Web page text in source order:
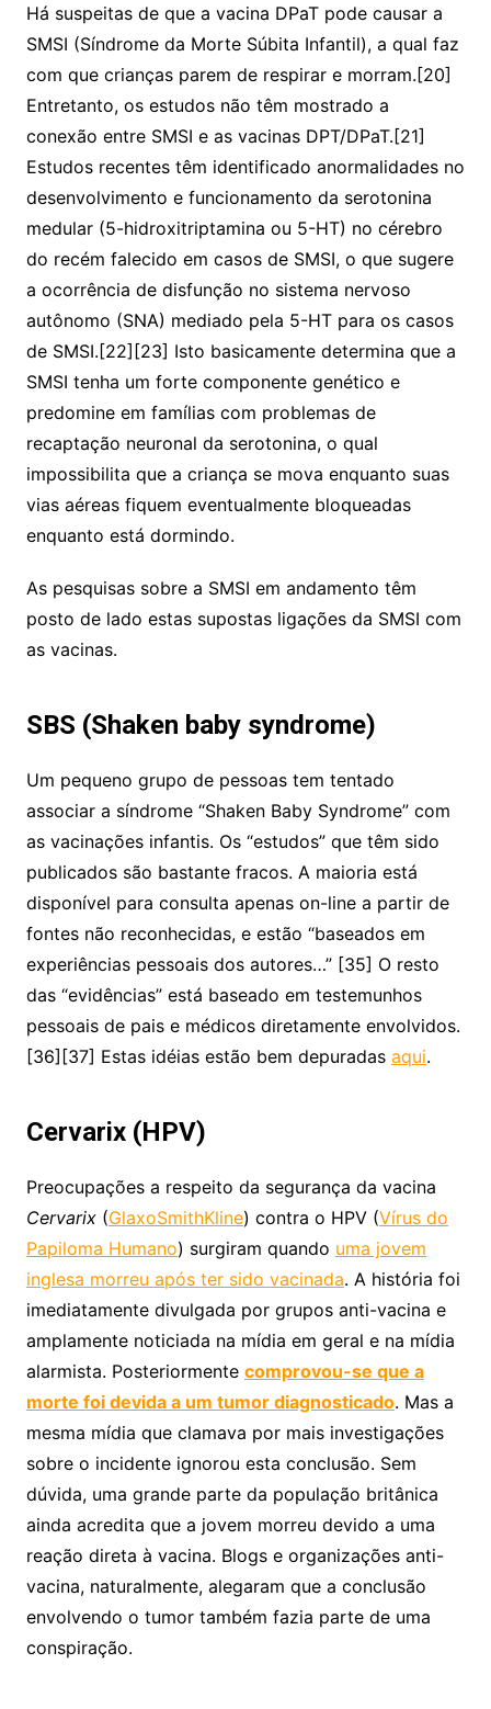
Há suspeitas de que a vacina DPaT pode causar a
SMSI (Síndrome da Morte Súbita Infantil), a qual faz
com que crianças parem de respirar e morram.[20]
Entretanto, os estudos não têm mostrado a
conexão entre SMSI e as vacinas DPT/DPaT.[21]
Estudos recentes têm identificado anormalidades no
desenvolvimento e funcionamento da serotonina
medular (5-hidroxitriptamina ou 5-HT) no cérebro
do recém falecido em casos de SMSI, o que sugere
a ocorrência de disfunção no sistema nervoso
autônomo (SNA) mediado pela 5-HT para os casos
de SMSI.[22][23] Isto basicamente determina que a
SMSI tenha um forte componente genético e
predomine em famílias com problemas de
recaptação neuronal da serotonina, o qual
impossibilita que a criança se mova enquanto suas
vias aéreas fiquem eventualmente bloqueadas
enquanto está dormindo.
As pesquisas sobre a SMSI em andamento têm
posto de lado estas supostas ligações da SMSI com
as vacinas.
SBS (Shaken baby syndrome)
Um pequeno grupo de pessoas tem tentado
associar a síndrome “Shaken Baby Syndrome” com
as vacinações infantis. Os “estudos” que têm sido
publicados são bastante fracos. A maioria está
disponível para consulta apenas on-line a partir de
fontes não reconhecidas, e estão “baseados em
experiências pessoais dos autores…” [35] O resto
das “evidências” está baseado em testemunhos
pessoais de pais e médicos diretamente envolvidos.
[36][37] Estas idéias estão bem depuradas aqui.
Cervarix (HPV)
Preocupações a respeito da segurança da vacina
Cervarix(GlaxoSmithKline) contra o HPV (Vírus do
Papiloma Humano) surgiram quando uma jovem
inglesa morreu após ter sido vacinada. A história foi
imediatamente divulgada por grupos anti-vacina e
amplamente noticiada na mídia em geral e na mídia
alarmista. Posteriormente comprovou-se que a
morte foi devida a um tumor diagnosticado. Mas a
mesma mídia que clamava por mais investigações
sobre o incidente ignorou esta conclusão. Sem
dúvida, uma grande parte da população britânica
ainda acredita que a jovem morreu devido a uma
reação direta à vacina. Blogs e organizações anti-
vacina, naturalmente, alegaram que a conclusão
envolvendo o tumor também fazia parte de uma
conspiração.